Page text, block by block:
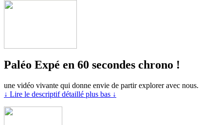
Paléo Expé en 60 secondes chrono !
une vidéo vivante qui donne envie de partir explorer avec nous.
↓ Lire le descriptif détaillé plus bas ↓